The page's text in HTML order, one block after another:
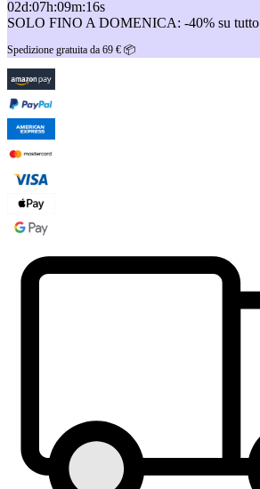
02d:07h:09m:16s
SOLO FINO A DOMENICA: -40% su tutto
Spedizione gratuita da 69 € 📦